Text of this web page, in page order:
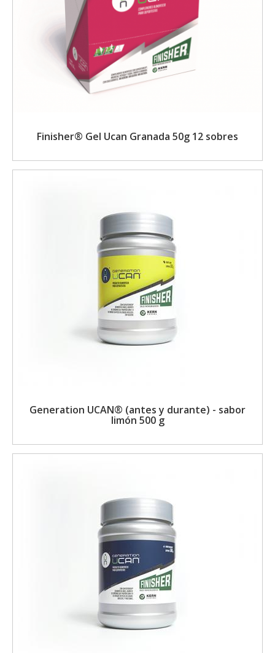
Finisher® Gel Ucan Granada 50g 12 sobres
Generation UCAN® (antes y durante) - sabor
limón 500 g